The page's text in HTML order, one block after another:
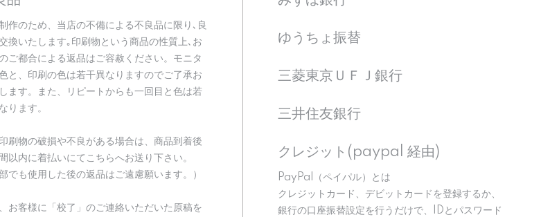
作のため、当店の不備による不良品に限り､良
換いたします｡印刷物という商品の性質上､お
ご都合による返品はご容赦ください。モニタ
と、印刷の色は若干異なりますのでご了承お
ます。また、リピートからも一回目と色は若
ります。
刷物の破損や不良がある場合は、商品到着後
以内に着払いにてこちらへお送り下さい。
部でも使用した後の返品はご遠慮願います。）
お客様に「校了」のご連絡いただいた原稿を
ゆうちょ振替
三菱東京ＵＦＪ銀行
三井住友銀行
クレジット(paypal 経由)
PayPal（ペイパル）とは
クレジットカード、デビットカードを登録するか、
銀行の口座振替設定を行うだけで、IDとパスワード